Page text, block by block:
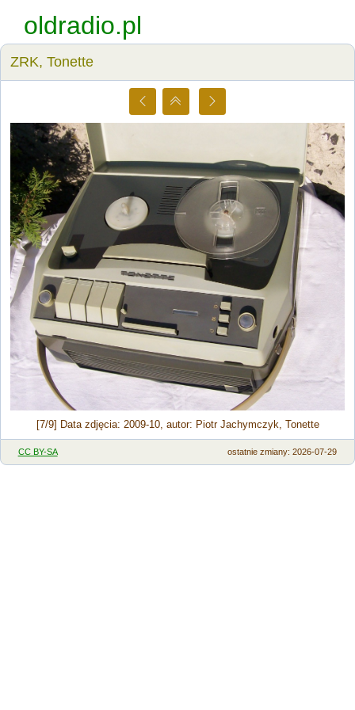
oldradio.pl
ZRK, Tonette
[7/9] Data zdjęcia: 2009-10, autor: Piotr Jachymczyk, Tonette
CC BY-SA ostatnie zmiany: 2026-07-29